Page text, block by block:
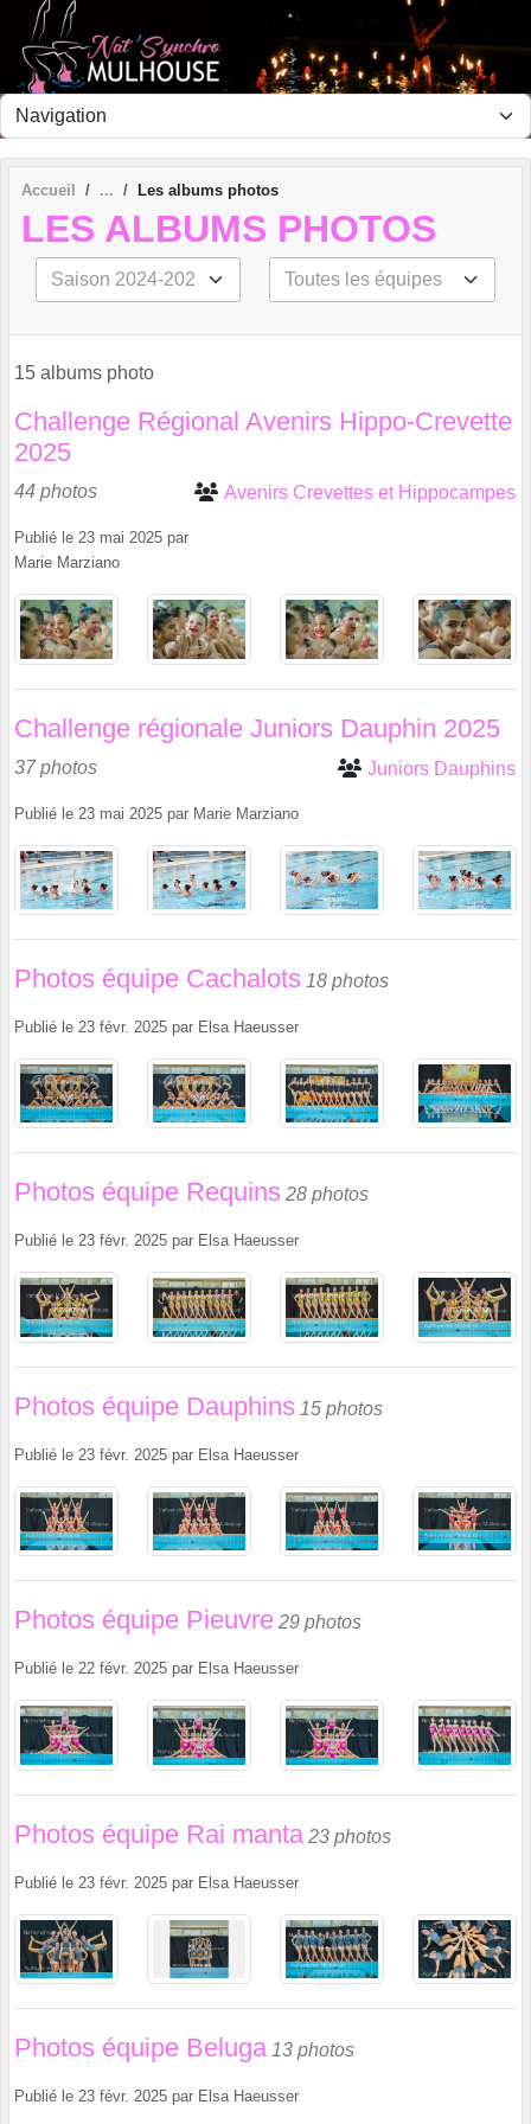
Accueil Les albums photos
LES ALBUMS PHOTOS
15 albums photo
Challenge Régional Avenirs Hippo-Crevette
2025
44 photos Avenirs Crevettes et Hippocampes
Publié le 23 mai 2025 par
Marie Marziano
Challenge régionale Juniors Dauphin 2025
37 photos Juniors Dauphins
Publié le 23 mai 2025 par Marie Marziano
Photos équipe Cachalots 18 photos
Publié le 23 févr. 2025 par Elsa Haeusser
Photos équipe Requins 28 photos
Publié le 23 févr. 2025 par Elsa Haeusser
Photos équipe Dauphins 15 photos
Publié le 23 févr. 2025 par Elsa Haeusser
Photos équipe Pieuvre 29 photos
Publié le 22 févr. 2025 par Elsa Haeusser
Photos équipe Rai manta 23 photos
Publié le 23 févr. 2025 par Elsa Haeusser
Photos équipe Beluga 13 photos
Publié le 23 févr. 2025 par Elsa Haeusser
Panneau de gestion des cookies